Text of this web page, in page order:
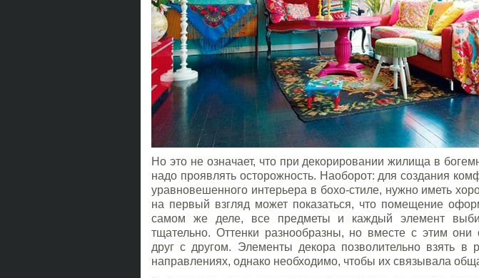
Но это не означает, что при декорировании жилища в
надо проявлять осторожность. Наоборот: для создания
уравновешенного интерьера в бохо-стиле, нужно иметь
на первый взгляд может показаться, что помещение
самом же деле, все предметы и каждый элемент
тщательно. Оттенки разнообразны, но вместе с этим они
друг с другом. Элементы декора позволительно взять в
направлениях, однако необходимо, чтобы их связывала